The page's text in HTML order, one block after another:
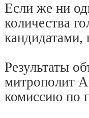
Если же ни
количества
Результаты
митрополит
комиссию по